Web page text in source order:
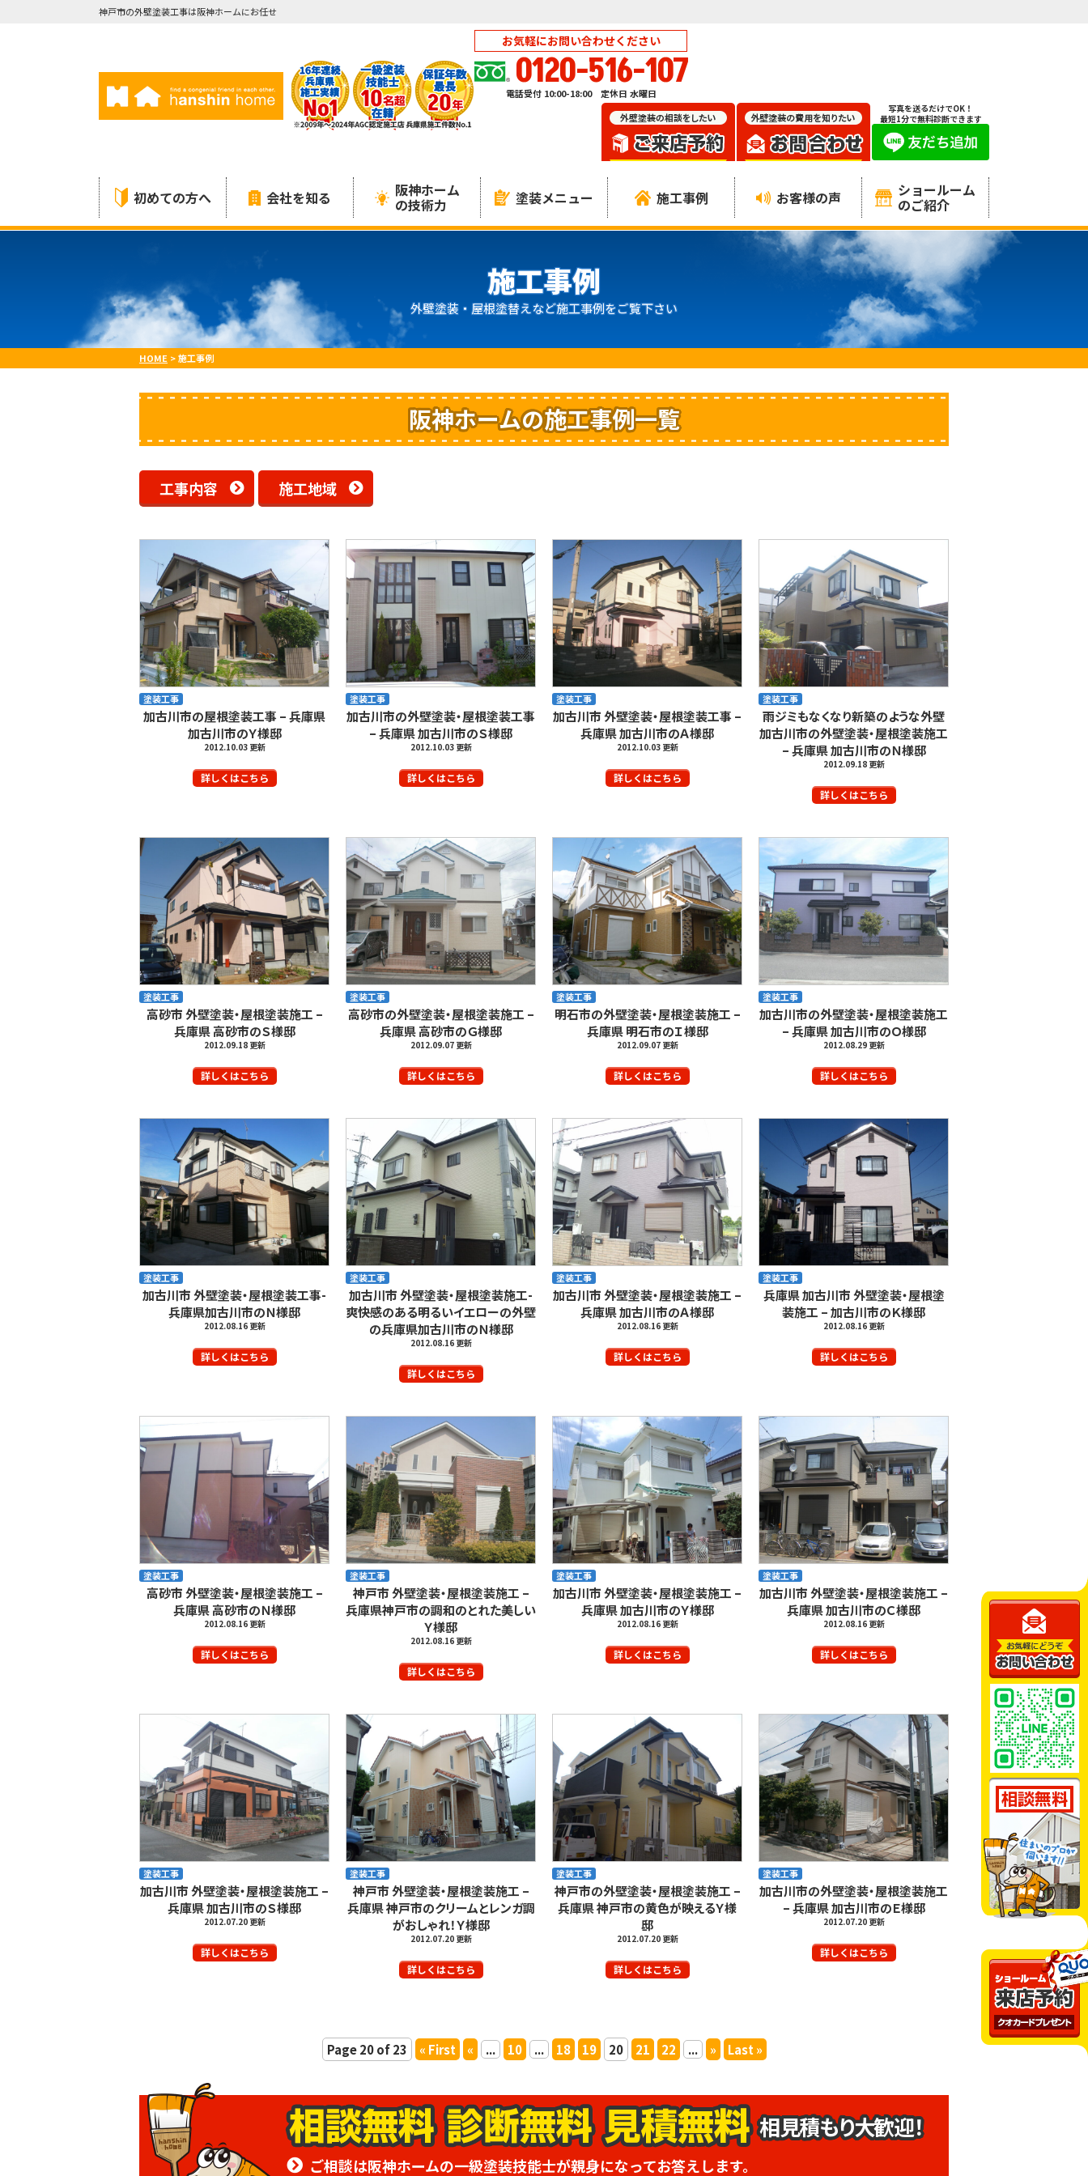
神戸市の外壁塗装工事は阪神ホームにお任せ
お気軽にお問い合わせください
0120-516-107
電話受付 10:00-18:00 定休日 水曜日
写真を送るだけでOK！
最短1分で無料診断できます
初めての方へ 会社を知る 阪神ホーム
の技術力 塗装メニュー 施工事例 お客様の声 ショールーム
のご紹介
施工事例
外壁塗装・屋根塗替えなど施工事例をご覧下さい
HOME >施工事例
阪神ホームの施工事例一覧
工事内容 施工地域
加古川市の屋根塗装工事 – 兵庫県
加古川市のＹ様邸
2012.10.03 更新
詳しくはこちら
塗装工事
加古川市の外壁塗装・屋根塗装工事
– 兵庫県 加古川市のＳ様邸
2012.10.03 更新
詳しくはこちら
塗装工事
加古川市 外壁塗装・屋根塗装工事 –
兵庫県 加古川市のＡ様邸
2012.10.03 更新
詳しくはこちら
塗装工事
雨ジミもなくなり新築のような外壁
加古川市の外壁塗装・屋根塗装施工
– 兵庫県 加古川市のＮ様邸
2012.09.18 更新
詳しくはこちら
塗装工事
高砂市 外壁塗装・屋根塗装施工 –
兵庫県 高砂市のＳ様邸
2012.09.18 更新
詳しくはこちら
塗装工事
高砂市の外壁塗装・屋根塗装施工 –
兵庫県 高砂市のＧ様邸
2012.09.07 更新
詳しくはこちら
塗装工事
明石市の外壁塗装・屋根塗装施工 –
兵庫県 明石市のＩ様邸
2012.09.07 更新
詳しくはこちら
塗装工事
加古川市の外壁塗装・屋根塗装施工
– 兵庫県 加古川市のＯ様邸
2012.08.29 更新
詳しくはこちら
塗装工事
加古川市 外壁塗装・屋根塗装工事-
兵庫県加古川市のＮ様邸
2012.08.16 更新
詳しくはこちら
塗装工事
加古川市 外壁塗装・屋根塗装施工-
爽快感のある明るいイエローの外壁
の兵庫県加古川市のＮ様邸
2012.08.16 更新
詳しくはこちら
塗装工事
加古川市 外壁塗装・屋根塗装施工 –
兵庫県 加古川市のＡ様邸
2012.08.16 更新
詳しくはこちら
塗装工事
兵庫県 加古川市 外壁塗装・屋根塗
装施工 – 加古川市のＫ様邸
2012.08.16 更新
詳しくはこちら
塗装工事
高砂市 外壁塗装・屋根塗装施工 –
兵庫県 高砂市のＮ様邸
2012.08.16 更新
詳しくはこちら
塗装工事
神戸市 外壁塗装・屋根塗装施工 –
兵庫県神戸市の調和のとれた美しい
Ｙ様邸
2012.08.16 更新
詳しくはこちら
塗装工事
加古川市 外壁塗装・屋根塗装施工 –
兵庫県 加古川市のＹ様邸
2012.08.16 更新
詳しくはこちら
塗装工事
加古川市 外壁塗装・屋根塗装施工 –
兵庫県 加古川市のＣ様邸
2012.08.16 更新
詳しくはこちら
塗装工事
加古川市 外壁塗装・屋根塗装施工 –
兵庫県 加古川市のＳ様邸
2012.07.20 更新
詳しくはこちら
塗装工事
神戸市 外壁塗装・屋根塗装施工 –
兵庫県 神戸市のクリームとレンガ調
がおしゃれ！Ｙ様邸
2012.07.20 更新
詳しくはこちら
塗装工事
神戸市の外壁塗装・屋根塗装施工 –
兵庫県 神戸市の黄色が映えるＹ様
邸
2012.07.20 更新
詳しくはこちら
塗装工事
加古川市の外壁塗装・屋根塗装施工
– 兵庫県 加古川市のＥ様邸
2012.07.20 更新
詳しくはこちら
塗装工事
Page 20 of 23 « First « ... 10 ... 18 19 20 21 22 ... » Last »
相見積もり大歓迎！
ご相談は阪神ホームの一級塗装技能士が親身になってお答えします。